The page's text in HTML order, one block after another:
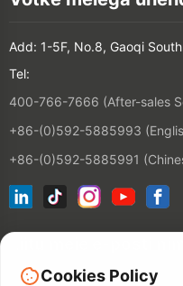
Add: 1-5F, No.8, Gaoqi
Tel:
400-766-7666 (After-sales
+86-(0)592-5885993
+86-(0)592-5885991
Cookies Policy